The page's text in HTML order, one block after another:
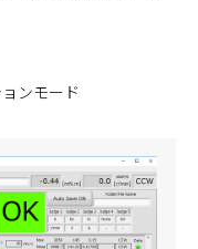
ンモード